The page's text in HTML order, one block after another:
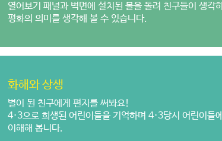
열어보기 패널과 벽면에 설치된 볼을 돌려 친구들이 생각
평화의 의미를 생각해 볼 수 있습니다.
화해와 상생
별이 된 친구에게 편지를 써봐요!
4·3으로 희생된 어린이들을 기억하며 4·3당시 어린이들
이해해 봅니다.